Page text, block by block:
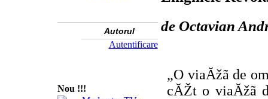
Autorul
Autentificare
Nou !!!
de Octavian
„O viaĂžã de
cĂŽt o viaĂžã